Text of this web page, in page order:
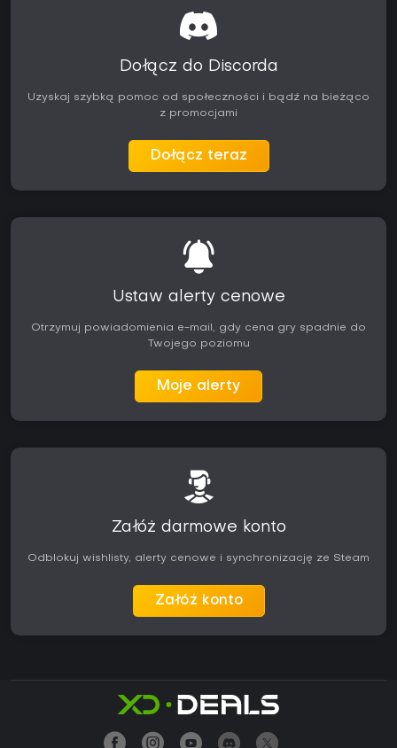
Dołącz do Discorda
Uzyskaj szybką pomoc od społeczności i bądź na bieżąco
z promocjami
Dołącz teraz
Ustaw alerty cenowe
Otrzymuj powiadomienia e-mail, gdy cena gry spadnie do
Twojego poziomu
Moje alerty
Załóż darmowe konto
Odblokuj wishlisty, alerty cenowe i synchronizację ze Steam
Załóż konto